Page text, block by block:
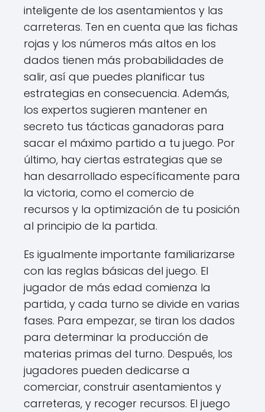
inteligente de los asentamientos y las
carreteras. Ten en cuenta que las fichas
rojas y los números más altos en los
dados tienen más probabilidades de
salir, así que puedes planificar tus
estrategias en consecuencia. Además,
los expertos sugieren mantener en
secreto tus tácticas ganadoras para
sacar el máximo partido a tu juego. Por
último, hay ciertas estrategias que se
han desarrollado específicamente para
la victoria, como el comercio de
recursos y la optimización de tu posición
al principio de la partida.
Es igualmente importante familiarizarse
con las reglas básicas del juego. El
jugador de más edad comienza la
partida, y cada turno se divide en varias
fases. Para empezar, se tiran los dados
para determinar la producción de
materias primas del turno. Después, los
jugadores pueden dedicarse a
comerciar, construir asentamientos y
carreteras, y recoger recursos. El juego